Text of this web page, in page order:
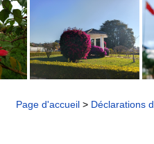
Page d'accueil > Déclarations